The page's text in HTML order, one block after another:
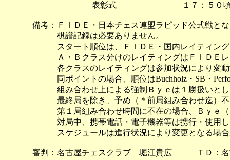
表彰式 １７：５０
備考：ＦＩＤＥ・ 日本チェス連盟ラピッド公式戦と
棋譜記録は必要ありません。
スタート順位は、ＦＩＤＥ・ 国内レイティン
Ａ・Ｂクラス分けのレイティングはＦＩＤＥ
各クラスのレイティングは参加状況により変動
同ポイントの場合、順位はBuchholz・SB・
組み合わせ上による強制Ｂｙｅは１勝扱いとし
最終局を除き、予め（＊前局組み合わせ迄）
第１局組み合わせ時間に不在の場合、 Ｂｙｅ （
対局中、携帯電話・電子機器等は携行・使用し
スケジュールは進行状況により変更となる場
審判： 名古屋チェスクラブ 堀江貴広 ＴＤ：名